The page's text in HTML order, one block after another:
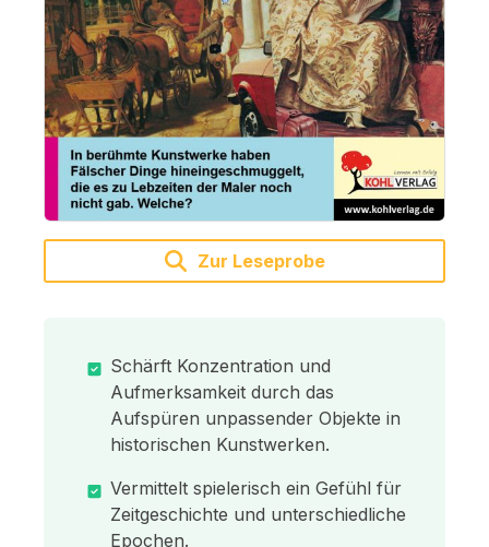
Zur Leseprobe
Schärft Konzentration und
Aufmerksamkeit durch das
Aufspüren unpassender Objekte in
historischen Kunstwerken.
Vermittelt spielerisch ein Gefühl für
Zeitgeschichte und unterschiedliche
Epochen.